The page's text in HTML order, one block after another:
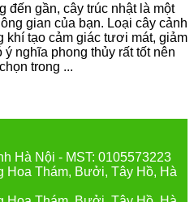
đến gần, cây trúc nhật là một
gian của bạn. Loại cây cảnh
khí tạo cảm giác tươi mát, giảm
nghĩa phong thủy rất tốt nên
trong ...
Hà Nội - MST: 0105573223
Hoa Thám, Bưởi, Tây Hồ, Hà